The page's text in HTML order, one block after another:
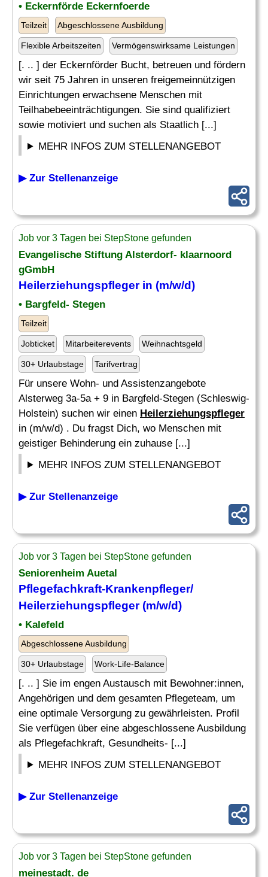
• Eckernförde Eckernfoerde
Teilzeit Abgeschlossene Ausbildung
Flexible Arbeitszeiten Vermögenswirksame Leistungen
[. .. ] der Eckernförder Bucht, betreuen und fördern
wir seit 75 Jahren in unseren freigemeinnützigen
Einrichtungen erwachsene Menschen mit
Teilhabebeeinträchtigungen. Sie sind qualifiziert
sowie motiviert und suchen als Staatlich [...]
MEHR INFOS ZUM STELLENANGEBOT
▶ Zur Stellenanzeige
Job vor 3 Tagen bei StepStone gefunden
Evangelische Stiftung Alsterdorf- klaarnoord
gGmbH
Heilerziehungspflegerin (m/w/d)
• Bargfeld- Stegen
Teilzeit
Jobticket Mitarbeiterevents Weihnachtsgeld
30+ Urlaubstage Tarifvertrag
Für unsere Wohn- und Assistenzangebote
Alsterweg 3a-5a + 9 in Bargfeld-Stegen (Schleswig-
Holstein) suchen wir einen Heilerziehungspfleger
in (m/w/d) . Du fragst Dich, wo Menschen mit
geistiger Behinderung ein zuhause [...]
MEHR INFOS ZUM STELLENANGEBOT
▶ Zur Stellenanzeige
Job vor 3 Tagen bei StepStone gefunden
Seniorenheim Auetal
Pflegefachkraft-Krankenpfleger/
Heilerziehungspfleger(m/w/d)
• Kalefeld
Abgeschlossene Ausbildung
30+ Urlaubstage Work-Life-Balance
[. .. ] Sie im engen Austausch mit Bewohner:innen,
Angehörigen und dem gesamten Pflegeteam, um
eine optimale Versorgung zu gewährleisten. Profil
Sie verfügen über eine abgeschlossene Ausbildung
als Pflegefachkraft, Gesundheits- [...]
MEHR INFOS ZUM STELLENANGEBOT
▶ Zur Stellenanzeige
Job vor 3 Tagen bei StepStone gefunden
meinestadt. de